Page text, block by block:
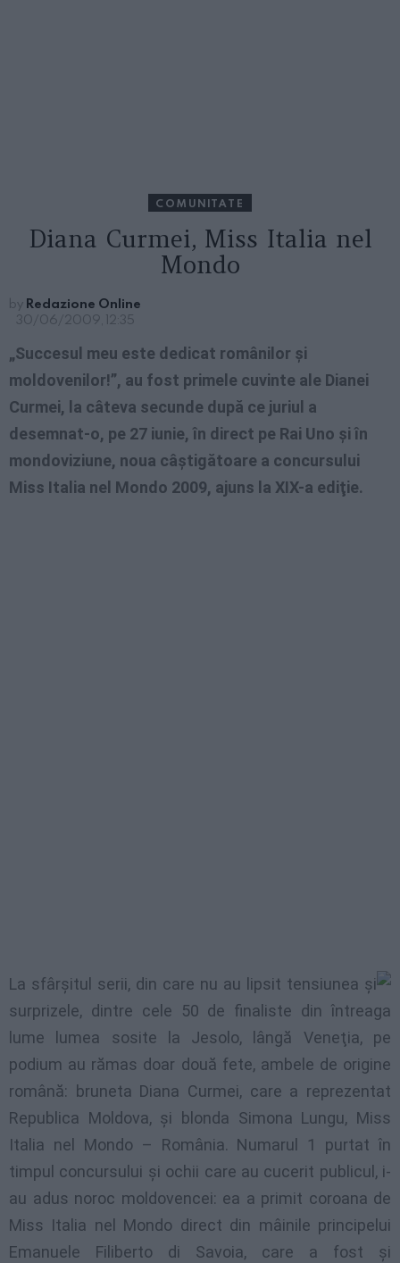
COMUNITATE
Diana Curmei, Miss Italia nel
Mondo
by Redazione Online
30/06/2009, 12:35
„Succesul meu este dedicat românilor şi
moldovenilor!”, au fost primele cuvinte ale Dianei
Curmei, la câteva secunde după ce juriul a
desemnat-o, pe 27 iunie, în direct pe Rai Uno şi în
mondoviziune, noua câştigătoare a concursului
Miss Italia nel Mondo 2009, ajuns la XIX-a ediţie.
La sfârşitul serii, din care nu au lipsit tensiunea şi
surprizele, dintre cele 50 de finaliste din întreaga
lume lumea sosite la Jesolo, lângă Veneţia, pe
podium au rămas doar două fete, ambele de origine
română: bruneta Diana Curmei, care a reprezentat
Republica Moldova, şi blonda Simona Lungu, Miss
Italia nel Mondo – România. Numarul 1 purtat în
timpul concursului şi ochii care au cucerit publicul, i-
au adus noroc moldovencei: ea a primit coroana de
Miss Italia nel Mondo direct din mâinile principelui
Emanuele Filiberto di Savoia, care a fost şi